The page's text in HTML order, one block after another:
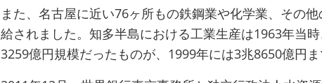
また、名古屋に近い76ヶ所もの鉄鋼業や化学業、その
給されました。知多半島における工業生産は1963年当
3259億円規模だったものが、1999年には3兆8650億円ま